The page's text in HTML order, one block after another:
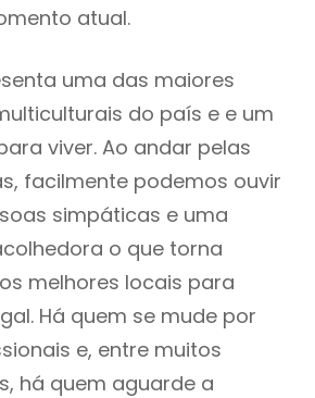
atual.
uma das maiores
do país e e um
viver. Ao andar pelas
facilmente podemos ouvir
simpáticas e uma
o que torna
melhores locais para
Há quem se mude por
e, entre muitos
há quem aguarde a